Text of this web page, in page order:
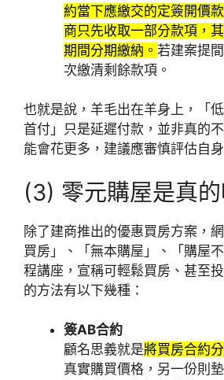
約當下應繳交的定簽開價
商只先收取一部分款項，
期間分期繳納。 若建案提
次繳清剩餘款項。
也就是說，羊毛出在羊身上，「
首付」只是延遲付款，並非真的
能會花更多，建議應審慎評估自身
(3) 零元購屋是真的
除了建商推出的優惠買房方案，
買房」、「無本購屋」、「購屋
程講座，宣稱可輕鬆買房、甚至
的方法有以下幾種：
簽AB合約
顧名思義就是將買房合約
真實購買價格，另一份則